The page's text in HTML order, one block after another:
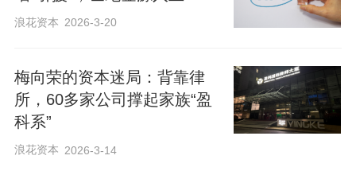
浪花资本 2026-3-20
梅向荣的资本迷局：背靠律
所，60多家公司撑起家族“盈
科系”
浪花资本 2026-3-14